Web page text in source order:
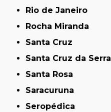
Rio de Janeiro
Rocha Miranda
Santa Cruz
Santa Cruz da Serra
Santa Rosa
Saracuruna
Seropédica